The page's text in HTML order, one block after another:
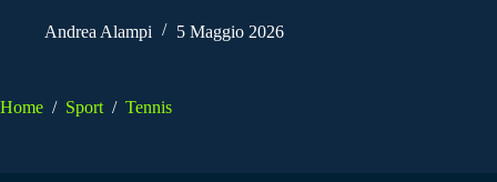
Andrea Alampi 5 Maggio 2026
Home / Sport / Tennis